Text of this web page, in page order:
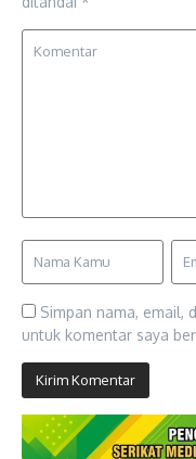
Simpan nama, email,
untuk komentar saya